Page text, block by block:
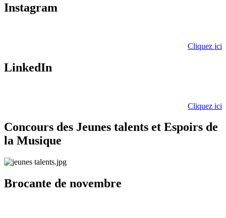
Instagram
Cliquez ici
LinkedIn
Cliquez ici
Concours des Jeunes talents et Espoirs de
la Musique
Brocante de novembre